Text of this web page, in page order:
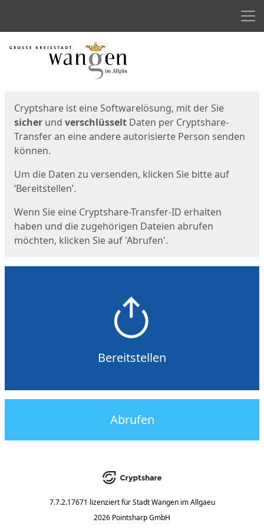
Start
Cryptshare ist eine Softwarelösung, mit der Sie
sicher und verschlüsselt Daten per Cryptshare-
Transfer an eine andere autorisierte Person senden
können.
Um die Daten zu versenden, klicken Sie bitte auf
‘Bereitstellen’.
Wenn Sie eine Cryptshare-Transfer-ID erhalten
haben und die zugehörigen Dateien abrufen
möchten, klicken Sie auf 'Abrufen'.
Bereitstellen
Abrufen
7.7.2.17671 lizenziert für Stadt Wangen im Allgaeu
2026 Pointsharp GmbH